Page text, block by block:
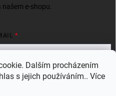
Dalším procházením
s jejich používáním.. Více
e-shopu.